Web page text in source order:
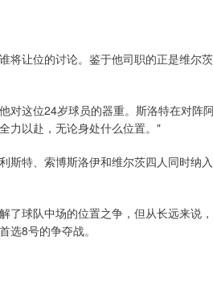
将让位的讨论。鉴于他司职的正是维尔
对这位24岁球员的器重。斯洛特在对阵
力以赴，无论身处什么位置。"
斯特、索博斯洛伊和维尔茨四人同时纳
了球队中场的位置之争，但从长远来说
选8号的争夺战。